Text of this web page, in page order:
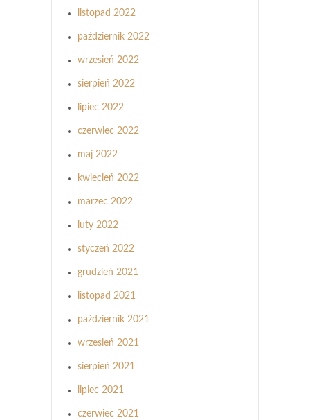
listopad 2022
październik 2022
wrzesień 2022
sierpień 2022
lipiec 2022
czerwiec 2022
maj 2022
kwiecień 2022
marzec 2022
luty 2022
styczeń 2022
grudzień 2021
listopad 2021
październik 2021
wrzesień 2021
sierpień 2021
lipiec 2021
czerwiec 2021